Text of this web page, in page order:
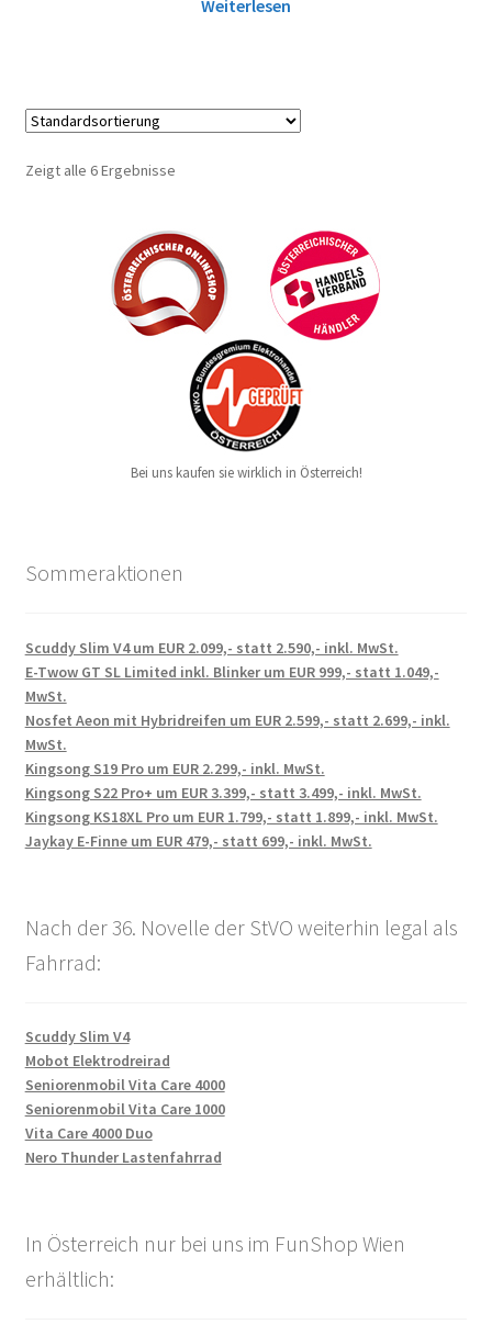
Weiterlesen
Zeigt alle 6 Ergebnisse
Bei uns kaufen sie wirklich in Österreich!
Sommeraktionen
Scuddy Slim V4 um EUR 2.099,- statt 2.590,- inkl. MwSt.
E-Twow GT SL Limited inkl. Blinker um EUR 999,- statt 1.049,-
MwSt.
Nosfet Aeon mit Hybridreifen um EUR 2.599,- statt 2.699,- inkl.
MwSt.
Kingsong S19 Pro um EUR 2.299,- inkl. MwSt.
Kingsong S22 Pro+ um EUR 3.399,- statt 3.499,- inkl. MwSt.
Kingsong KS18XL Pro um EUR 1.799,- statt 1.899,- inkl. MwSt.
Jaykay E-Finne um EUR 479,- statt 699,- inkl. MwSt.
Nach der 36. Novelle der StVO weiterhin legal als
Fahrrad:
Scuddy Slim V4
Mobot Elektrodreirad
Seniorenmobil Vita Care 4000
Seniorenmobil Vita Care 1000
Vita Care 4000 Duo
Nero Thunder Lastenfahrrad
In Österreich nur bei uns im FunShop Wien
erhältlich: